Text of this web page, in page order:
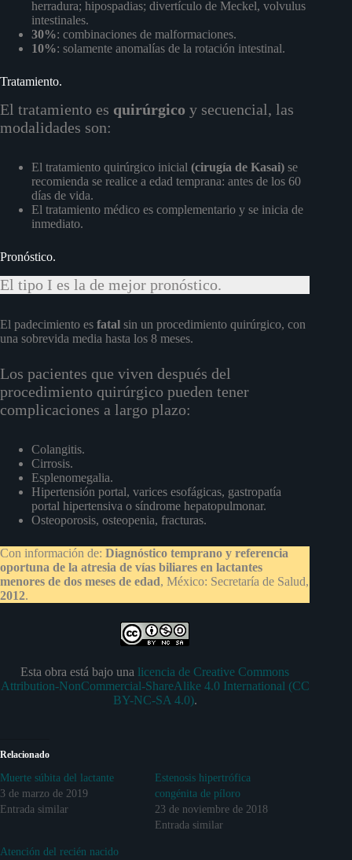
herradura; hipospadias; divertículo de Meckel, volvulus
intestinales.
30%: combinaciones de malformaciones.
10%: solamente anomalías de la rotación intestinal.
Tratamiento.
El tratamiento es quirúrgico y secuencial, las
modalidades son:
El tratamiento quirúrgico inicial (cirugía de Kasai) se
recomienda se realice a edad temprana: antes de los 60
días de vida.
El tratamiento médico es complementario y se inicia de
inmediato.
Pronóstico.
El tipo I es la de mejor pronóstico.
El padecimiento es fatal sin un procedimiento quirúrgico, con
una sobrevida media hasta los 8 meses.
Los pacientes que viven después del
procedimiento quirúrgico pueden tener
complicaciones a largo plazo:
Colangitis.
Cirrosis.
Esplenomegalia.
Hipertensión portal, varices esofágicas, gastropatía
portal hipertensiva o síndrome hepatopulmonar.
Osteoporosis, osteopenia, fracturas.
Con información de: Diagnóstico temprano y referencia
oportuna de la atresia de vías biliares en lactantes
menores de dos meses de edad, México: Secretaría de Salud,
2012.
Esta obra está bajo una licencia de Creative Commons
Attribution-NonCommercial-ShareAlike 4.0 International (CC
BY-NC-SA 4.0).
Relacionado
Muerte súbita del lactante
3 de marzo de 2019
Entrada similar
Estenosis hipertrófica
congénita de píloro
23 de noviembre de 2018
Entrada similar
Atención del recién nacido